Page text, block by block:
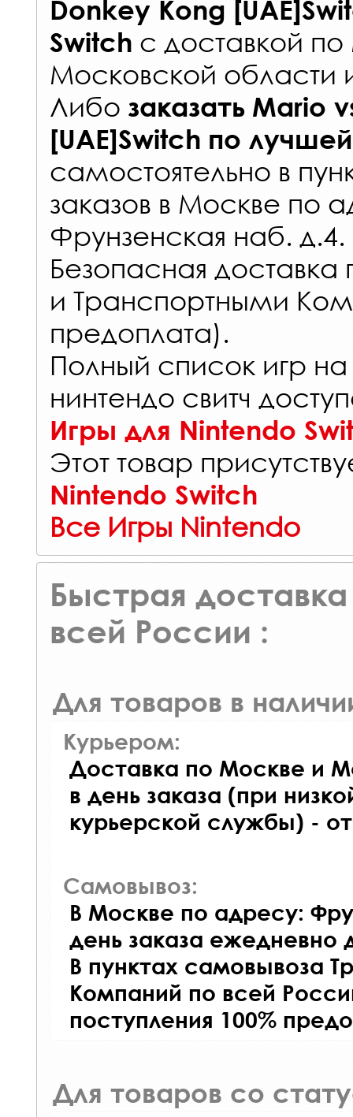
Donkey Kong
Switch с доставкой
Московской области
Либо заказать Mario
[UAE]Switch по
самостоятельно в
заказов в Москве по
Фрунзенская наб. д.4.
Безопасная
и Транспортными
предоплата).
Полный список игр
нинтендо свитч
Игры для Nintendo
Этот товар
Nintendo Switch
Все Игры Nintendo
Быстрая доставка
всей России :
Для товаров в
Курьером:
Доставка по Москве и
в день заказа (при
курьерской службы) -
Самовывоз:
В Москве по адресу:
день заказа ежедневно
В пунктах самовывоза
Компаний по всей
поступления 100%
Для товаров со